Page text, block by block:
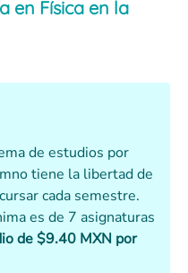
en Física en la
de estudios por
tiene la libertad de
cada semestre.
es de 7 asignaturas
de $9.40 MXN por